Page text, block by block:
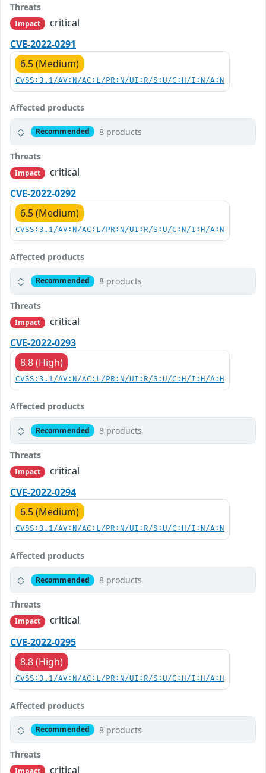
Threats
Impact
critical
CVE-2022-0291
6.5 (Medium)
CVSS:3.1/AV:N/AC:L/PR:N/UI:R/S:U/C:H/I:N/A:N
Affected products
Recommended 8 products
Threats
Impact
critical
CVE-2022-0292
6.5 (Medium)
CVSS:3.1/AV:N/AC:L/PR:N/UI:R/S:U/C:N/I:H/A:N
Affected products
Recommended 8 products
Threats
Impact
critical
CVE-2022-0293
8.8 (High)
CVSS:3.1/AV:N/AC:L/PR:N/UI:R/S:U/C:H/I:H/A:H
Affected products
Recommended 8 products
Threats
Impact
critical
CVE-2022-0294
6.5 (Medium)
CVSS:3.1/AV:N/AC:L/PR:N/UI:R/S:U/C:H/I:N/A:N
Affected products
Recommended 8 products
Threats
Impact
critical
CVE-2022-0295
8.8 (High)
CVSS:3.1/AV:N/AC:L/PR:N/UI:R/S:U/C:H/I:H/A:H
Affected products
Recommended 8 products
Threats
Impact critical